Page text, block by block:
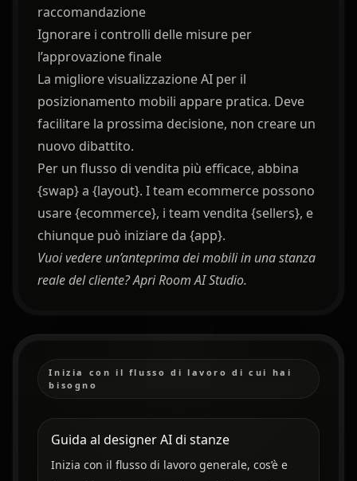
raccomandazione
Ignorare i controlli delle misure per
l’approvazione finale
La migliore visualizzazione AI per il
posizionamento mobili appare pratica. Deve
facilitare la prossima decisione, non creare un
nuovo dibattito.
Per un flusso di vendita più efficace, abbina
{swap} a {layout}. I team ecommerce possono
usare {ecommerce}, i team vendita {sellers}, e
chiunque può iniziare da {app}.
Vuoi vedere un’anteprima dei mobili in una stanza
reale del cliente?Apri Room AI Studio.
Inizia con il flusso di lavoro di cui hai
bisogno
Guida al designer AI di stanze
Inizia con il flusso di lavoro generale, cos’è e